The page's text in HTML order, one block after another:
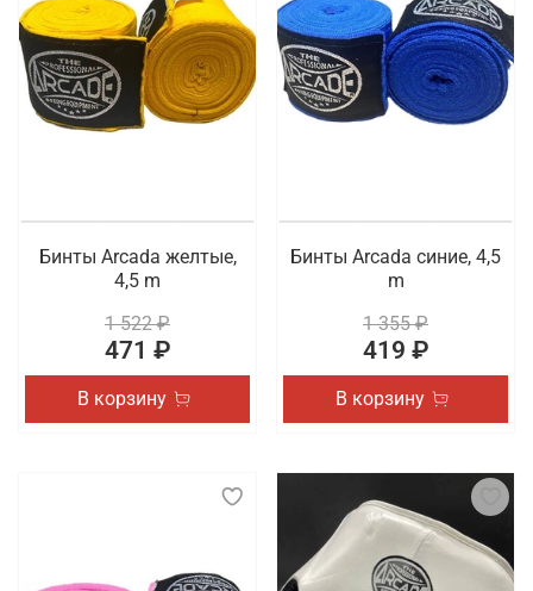
Рекомендуем перейти в каталог, чтобы
самостоятельно ознакомиться с доступными для
заказа товарами. Осуществляется быстрая
доставка покупок по Владивостоку.
Бинты Arcada желтые,
4,5 m
1 522 ₽
471 ₽
В корзину
Бинты Arcada синие, 4,5
m
1 355 ₽
419 ₽
В корзину